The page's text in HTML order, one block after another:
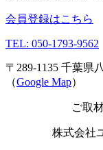
会員登録はこちら
TEL: 050-1793-9562
〒289-1135 千葉県
（Google Map）
ご取
株式会社